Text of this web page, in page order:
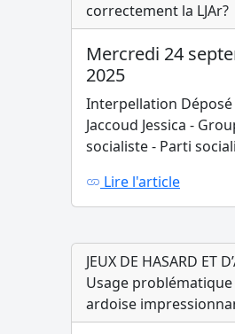
correctement la LJAr?
Mercredi 24
2025
Interpellation Déposé
Jaccoud Jessica -
socialiste - Parti
Lire l'article
JEUX DE HASARD ET
Usage problématique
ardoise